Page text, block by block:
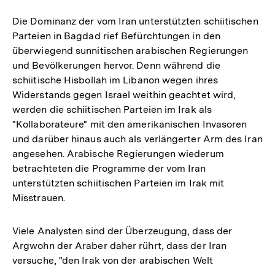
Die Dominanz der vom Iran unterstützten schiitischen
Parteien in Bagdad rief Befürchtungen in den
überwiegend sunnitischen arabischen Regierungen
und Bevölkerungen hervor. Denn während die
schiitische Hisbollah im Libanon wegen ihres
Widerstands gegen Israel weithin geachtet wird,
werden die schiitischen Parteien im Irak als
"Kollaborateure" mit den amerikanischen Invasoren
und darüber hinaus auch als verlängerter Arm des Iran
angesehen. Arabische Regierungen wiederum
betrachteten die Programme der vom Iran
unterstützten schiitischen Parteien im Irak mit
Misstrauen.
Viele Analysten sind der Überzeugung, dass der
Argwohn der Araber daher rührt, dass der Iran
versuche, "den Irak von der arabischen Welt